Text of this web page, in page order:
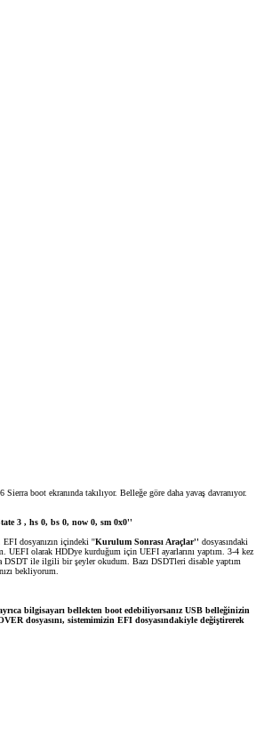
boot ekranında takılıyor. Belleğe göre daha yavaş davranıyor.
3 , hs 0, bs 0, now 0, sm 0x0''
EFI dosyanızın içindeki ''Kurulum Sonrası Araçlar'' dosyasındaki
UEFI olarak HDDye kurduğum için UEFI ayarlarını yaptım. 3-4 kez
DSDT ile ilgili bir şeyler okudum. Bazı DSDTleri disable yaptım
bekliyorum.
bilgisayarı bellekten boot edebiliyorsanız USB belleğinizin
dosyasını, sistemimizin EFI dosyasındakiyle değiştirerek